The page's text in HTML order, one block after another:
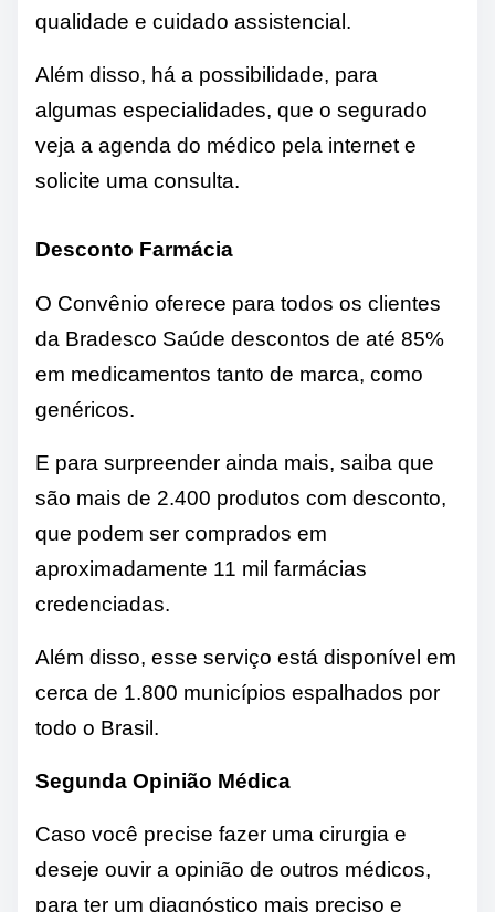
qualidade e cuidado assistencial.
Além disso, há a possibilidade, para
algumas especialidades, que o segurado
veja a agenda do médico pela internet e
solicite uma consulta.
Desconto Farmácia
O Convênio oferece para todos os clientes
da Bradesco Saúde descontos de até 85%
em medicamentos tanto de marca, como
genéricos.
E para surpreender ainda mais, saiba que
são mais de 2.400 produtos com desconto,
que podem ser comprados em
aproximadamente 11 mil farmácias
credenciadas.
Além disso, esse serviço está disponível em
cerca de 1.800 municípios espalhados por
todo o Brasil.
Segunda Opinião Médica
Caso você precise fazer uma cirurgia e
deseje ouvir a opinião de outros médicos,
para ter um diagnóstico mais preciso e